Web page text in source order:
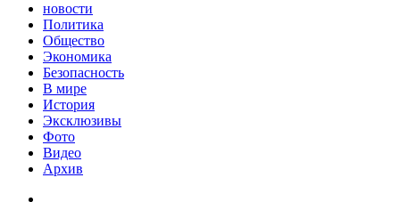
новости
Политика
Общество
Экономика
Безопасность
В мире
История
Эксклюзивы
Фото
Видео
Архив